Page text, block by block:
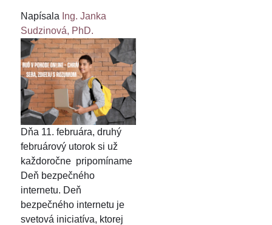
Napísala Ing. Janka
Sudzinová, PhD.
Dňa 11. februára, druhý
februárový utorok si už
každoročne pripomíname
Deň bezpečného
internetu. Deň
bezpečného internetu je
svetová iniciatíva, ktorej